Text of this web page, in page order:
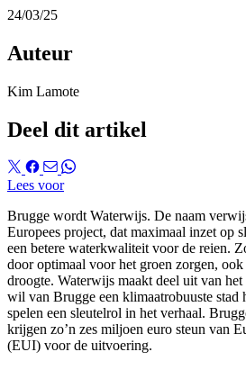
24/03/25
Auteur
Kim Lamote
Deel dit artikel
Lees voor
Brugge wordt Waterwijs. De naam
Europees project, dat maximaal inzet op
een betere waterkwaliteit voor de reien.
door optimaal voor het groen zorgen,
droogte. Waterwijs maakt deel uit van
wil van Brugge een klimaatrobuuste stad
spelen een sleutelrol in het verhaal.
krijgen zo’n zes miljoen euro steun van
(EUI) voor de uitvoering.